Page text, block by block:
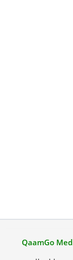
QaamGo